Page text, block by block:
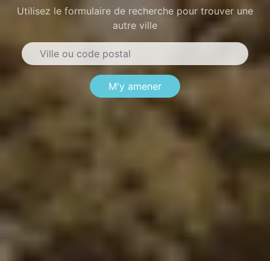
Utilisez le formulaire de recherche pour trouver une
autre ville
M'y amener